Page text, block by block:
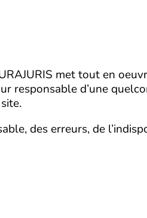
met tout en
responsable d’une
des erreurs, de